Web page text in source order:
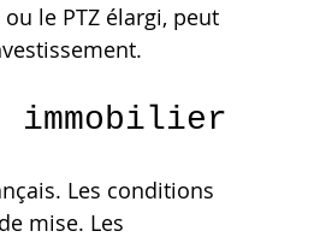
le PTZ élargi, peut
immobilier
Les conditions
mise. Les